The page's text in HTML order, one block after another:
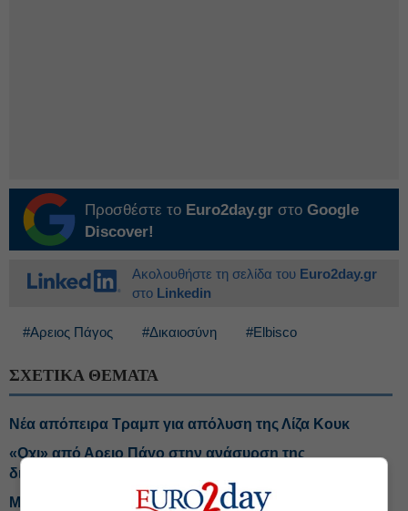
Προσθέστε το Euro2day.gr στο Google
Discover!
Ακολουθήστε τη σελίδα του Euro2day.gr
στο Linkedin
#Αρειος Πάγος #Δικαιοσύνη #Elbisco
ΣΧΕΤΙΚΑ ΘΕΜΑΤΑ
Νέα απόπειρα Τραμπ για απόλυση της Λίζα Κουκ
«Οχι» από Αρειο Πάγο στην ανάσυρση της
δικογραφίας για τις υποκλοπές
Marfin: Προθεσμία για να απολογηθεί έλαβε η 46χρονη